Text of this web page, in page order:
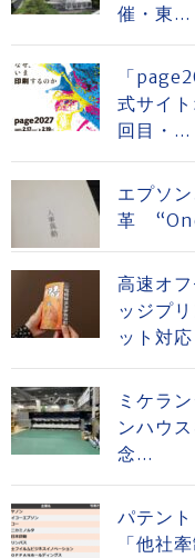
催・東...
「
式サイ
回目・...
エプソ
革
高速オ
ッジプ
ット対応
ミケラ
ンハウ
念...
パテン
「他社